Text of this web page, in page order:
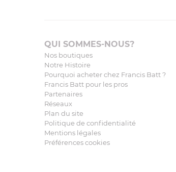
QUI SOMMES-NOUS?
Nos boutiques
Notre Histoire
Pourquoi acheter chez Francis Batt ?
Francis Batt pour les pros
Partenaires
Réseaux
Plan du site
Politique de confidentialité
Mentions légales
Préférences cookies